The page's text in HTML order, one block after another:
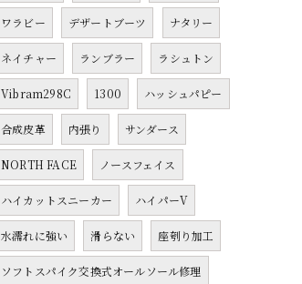
ワラビー デザートブーツ ナタリー
ネイチャー ランブラー ラシュトン
Vibram298C 1300 ハッシュパピー
合成皮革 内張り サンダース
NORTH FACE ノースフェイス
ハイカットスニーカー ハイパーV
水濡れに強い 滑らない 座刳り加工
ソフトスパイク交換式オールソール修理